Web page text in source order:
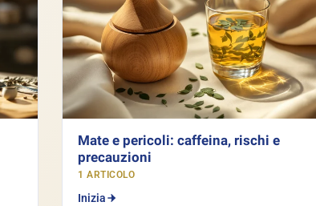
Mate e pericoli: caffeina, rischi e
precauzioni
1 ARTICOLO
Inizia